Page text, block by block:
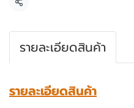
แชร์
รายละเอียดสินค้า
รายละเอียดสินค้า